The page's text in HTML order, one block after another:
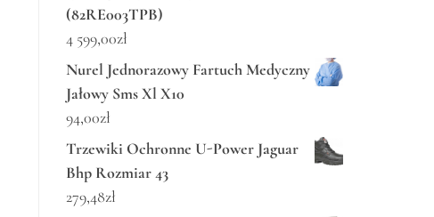
(82RE003TPB)
4 599,00zł
Nurel Jednorazowy Fartuch Medyczny
Jałowy Sms Xl X10
94,00zł
Trzewiki Ochronne U-Power Jaguar
Bhp Rozmiar 43
279,48zł